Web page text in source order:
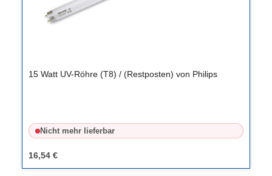
15 Watt UV-Röhre (T8) / (Restposten) von Philips
Nicht mehr lieferbar
16,54 €